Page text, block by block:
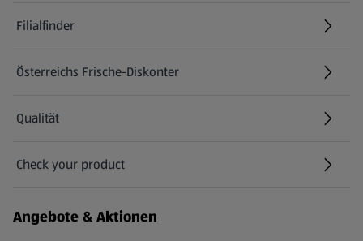
Filialfinder
Österreichs Frische-Diskonter
Qualität
Check your product
(öffnet in einem neuen Tab)
Angebote & Aktionen